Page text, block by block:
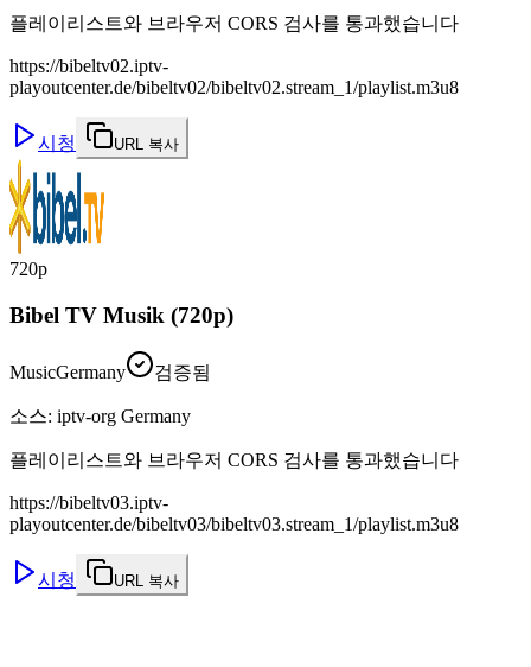
플레이리스트와 브라우저 CORS 검사를 통과했습니다
https://bibeltv02.iptv-
playoutcenter.de/bibeltv02/bibeltv02.stream_1/playlist.m3u8
시청 URL 복사
720p
Bibel TV Musik (720p)
MusicGermany 검증됨
소스: iptv-org Germany
플레이리스트와 브라우저 CORS 검사를 통과했습니다
https://bibeltv03.iptv-
playoutcenter.de/bibeltv03/bibeltv03.stream_1/playlist.m3u8
시청 URL 복사